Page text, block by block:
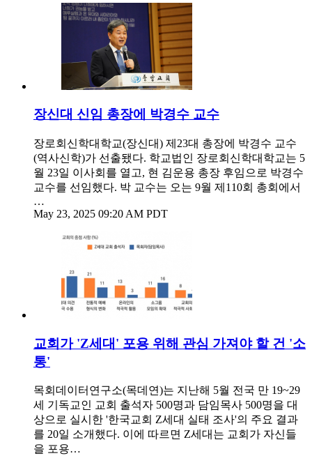
장신대 신임 총장에 박경수 교수
장로회신학대학교(장신대) 제23대 총장에 박경수 교수
(역사신학)가 선출됐다. 학교법인 장로회신학대학교는 5
월 23일 이사회를 열고, 현 김운용 총장 후임으로 박경수
교수를 선임했다. 박 교수는 오는 9월 제110회 총회에서
…
May 23, 2025 09:20 AM PDT
교회가 'Z세대' 포용 위해 관심 가져야 할 건 '소
통'
목회데이터연구소(목데연)는 지난해 5월 전국 만 19~29
세 기독교인 교회 출석자 500명과 담임목사 500명을 대
상으로 실시한 '한국교회 Z세대 실태 조사'의 주요 결과
를 20일 소개했다. 이에 따르면 Z세대는 교회가 자신들
을 포용…